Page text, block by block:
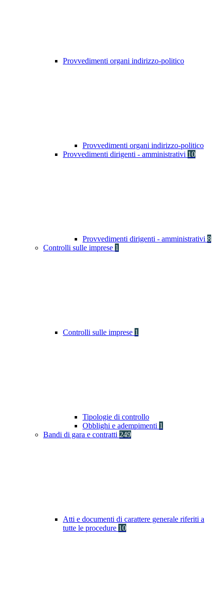
Provvedimenti organi indirizzo-politico
Provvedimenti organi indirizzo-politico
Provvedimenti dirigenti - amministrativi 10
Provvedimenti dirigenti - amministrativi 8
Controlli sulle imprese 1
Controlli sulle imprese 1
Tipologie di controllo
Obblighi e adempimenti 1
Bandi di gara e contratti 249
Atti e documenti di carattere generale riferiti a
tutte le procedure 10